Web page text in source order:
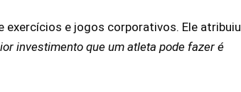
e jogos corporativos. Ele atribuiu
investimento que um atleta pode fazer é